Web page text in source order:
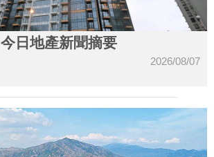
今日地產新聞摘要
2026/08/07